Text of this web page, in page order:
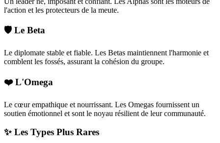
l'action et les protecteurs de la meute.
🛡️ Le Beta
Le diplomate stable et fiable. Les Betas maintiennent l'harmonie et
comblent les fossés, assurant la cohésion du groupe.
❤️ L'Omega
Le cœur empathique et nourrissant. Les Omegas fournissent un
soutien émotionnel et sont le noyau résilient de leur communauté.
✨ Les Types Plus Rares